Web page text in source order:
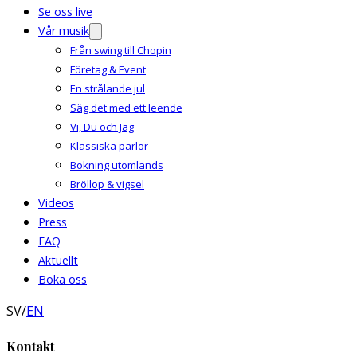
Se oss live
Vår musik
Från swing till Chopin
Företag & Event
En strålande jul
Säg det med ett leende
Vi, Du och Jag
Klassiska pärlor
Bokning utomlands
Bröllop & vigsel
Videos
Press
FAQ
Aktuellt
Boka oss
SV/EN
Kontakt